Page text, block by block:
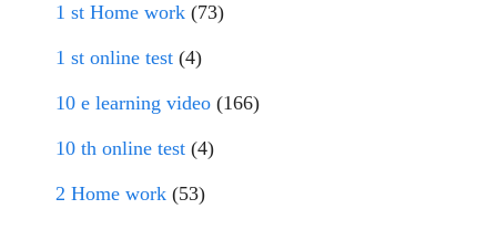
1 st Home work (73)
1 st online test (4)
10 e learning video (166)
10 th online test (4)
2 Home work (53)